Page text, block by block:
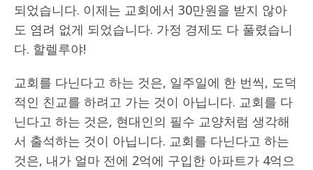
되었습니다. 이제는 교회에서 30만원을 받지 않아
도 염려 없게 되었습니다. 가정 경제도 다 풀렸습니
다. 할렐루야!
교회를 다닌다고 하는 것은, 일주일에 한 번씩, 도덕
적인 친교를 하려고 가는 것이 아닙니다. 교회를 다
닌다고 하는 것은, 현대인의 필수 교양처럼 생각해
서 출석하는 것이 아닙니다. 교회를 다닌다고 하는
것은, 내가 얼마 전에 2억에 구입한 아파트가 4억으